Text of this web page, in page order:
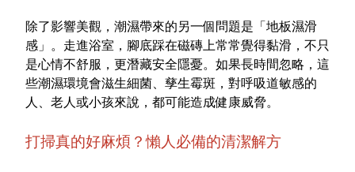
特色服務
Facebook粉絲專頁
除了影響美觀，潮濕帶來的另一個問題是「地板濕滑
感 」。走進浴室，腳底踩在磁磚上常常覺得黏滑，不只
是心情不舒服，更潛藏安全隱憂。如果長時間忽略，這
些潮濕環境會滋生細菌、孳生霉斑，對呼吸道敏感的
人、老人或小孩來說，都可能造成健康威脅。
打掃真的好麻煩？懶人必備的清潔解方